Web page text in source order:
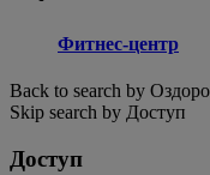
Фитнес-центр
Back to search by
Skip search by Доступ
Доступ